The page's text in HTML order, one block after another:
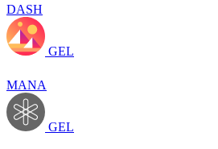
DASH
GEL
MANA
GEL